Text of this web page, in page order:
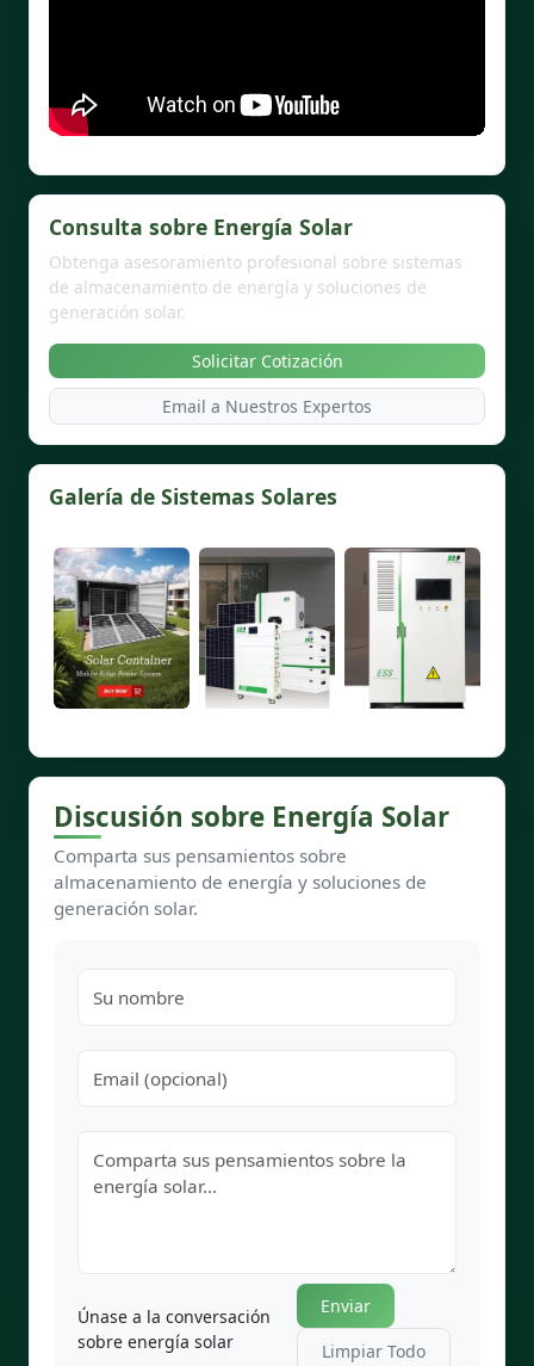
Consulta sobre Energía Solar
Obtenga asesoramiento profesional sobre sistemas
de almacenamiento de energía y soluciones de
generación solar.
Solicitar Cotización
Email a Nuestros Expertos
Galería de Sistemas Solares
Discusión sobre Energía Solar
Comparta sus pensamientos sobre
almacenamiento de energía y soluciones de
generación solar.
Únase a la conversación
sobre energía solar
Enviar
Limpiar Todo